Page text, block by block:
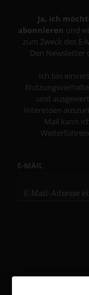
Ja, ich
abonnieren und
zum Zweck des
Den Newsletter
Ich bin
und
Interessen
Mail kann
E-MAIL